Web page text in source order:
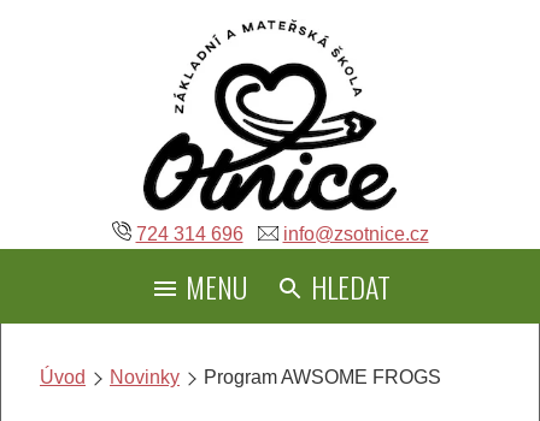
724 314 696 info@zsotnice.cz
MENU HLEDAT
Úvod Novinky Program AWSOME FROGS